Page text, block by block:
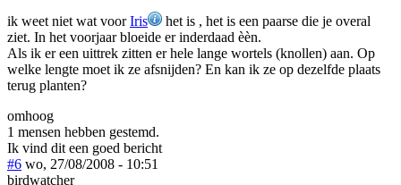
ik weet niet wat voorIris
het is , het is een paarse die je overal
ziet. In het voorjaar bloeide er inderdaad èèn.
Als ik er een uittrek zitten er hele lange wortels (knollen) aan. Op
welke lengte moet ik ze afsnijden? En kan ik ze op dezelfde plaats
terug planten?
omhoog
1 mensen hebben gestemd.
Ik vind dit een goed bericht
#6 wo, 27/08/2008 - 10:51
birdwatcher